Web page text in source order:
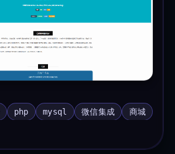
php mysql 微信集成
商城